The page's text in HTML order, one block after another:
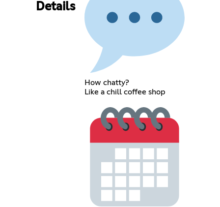
Details
How chatty?
Like a chill coffee shop